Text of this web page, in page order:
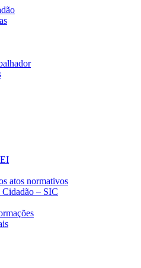
atos normativos
– SIC